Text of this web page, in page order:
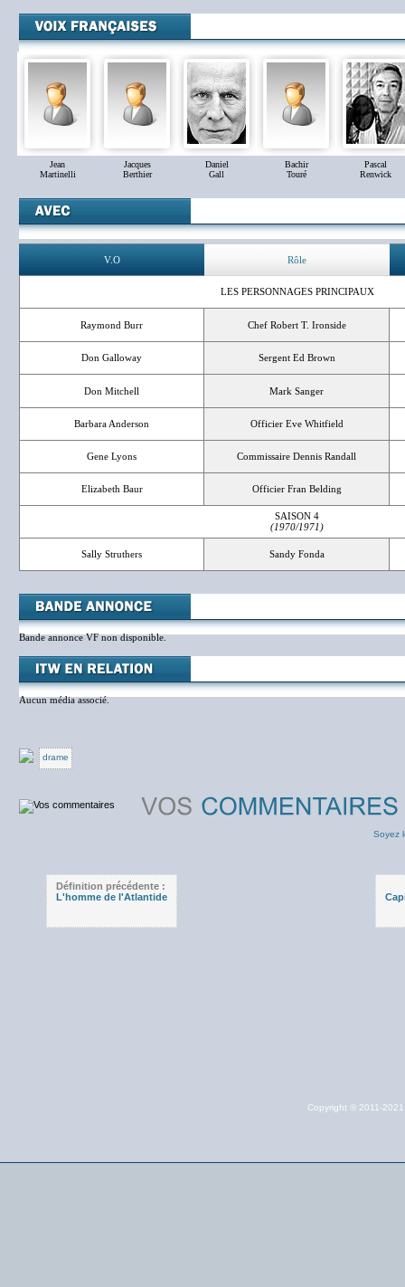
Jean
Martinelli
Jacques
Berthier
Daniel
Gall
Bachir
Touré
Pascal
Renwick
V.O Rôle
LES PERSONNAGES PRINCIPAUX
Raymond Burr Chef Robert T. Ironside
Don Galloway Sergent Ed Brown
Don Mitchell Mark Sanger
Barbara Anderson Officier Eve Whitfield
Gene Lyons Commissaire Dennis Randall
Elizabeth Baur Officier Fran Belding
SAISON 4
(1970/1971)
Sally Struthers Sandy Fonda
Bande annonce VF non disponible.
Aucun média associé.
drame
Soyez
Définition précédente :
L'homme de l'Atlantide
Copyright © 2011-